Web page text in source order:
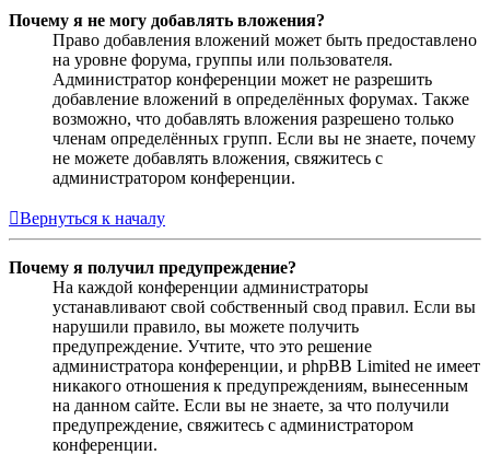
Почему я не могу добавлять вложения?
Право добавления вложений может быть предоставлено
на уровне форума, группы или пользователя.
Администратор конференции может не разрешить
добавление вложений в определённых форумах. Также
возможно, что добавлять вложения разрешено только
членам определённых групп. Если вы не знаете, почему
не можете добавлять вложения, свяжитесь с
администратором конференции.
Вернуться к началу
Почему я получил предупреждение?
На каждой конференции администраторы
устанавливают свой собственный свод правил. Если вы
нарушили правило, вы можете получить
предупреждение. Учтите, что это решение
администратора конференции, и phpBB Limited не имеет
никакого отношения к предупреждениям, вынесенным
на данном сайте. Если вы не знаете, за что получили
предупреждение, свяжитесь с администратором
конференции.